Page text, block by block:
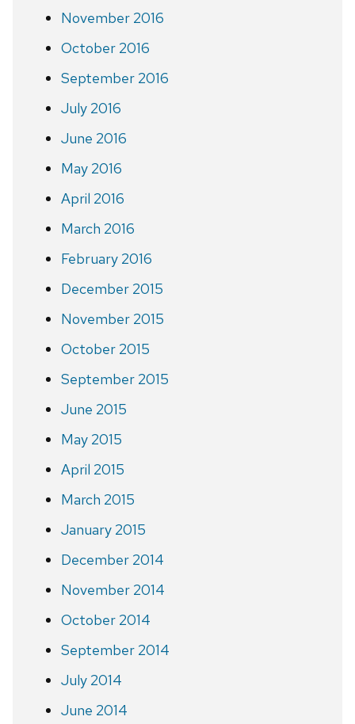
November 2016
October 2016
September 2016
July 2016
June 2016
May 2016
April 2016
March 2016
February 2016
December 2015
November 2015
October 2015
September 2015
June 2015
May 2015
April 2015
March 2015
January 2015
December 2014
November 2014
October 2014
September 2014
July 2014
June 2014